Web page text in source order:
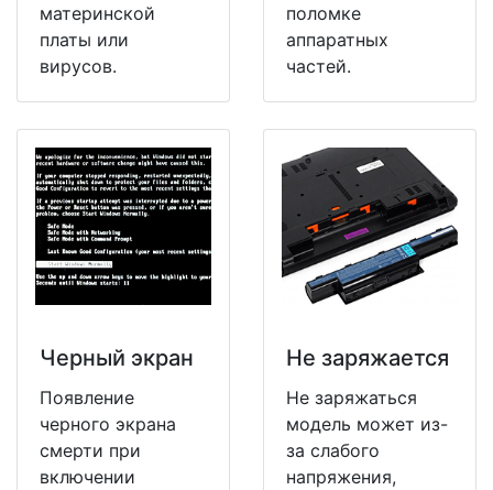
материнской
платы или
вирусов.
поломке
аппаратных
частей.
Черный экран
Появление
черного экрана
смерти при
включении
Не заряжается
Не заряжаться
модель может из-
за слабого
напряжения,